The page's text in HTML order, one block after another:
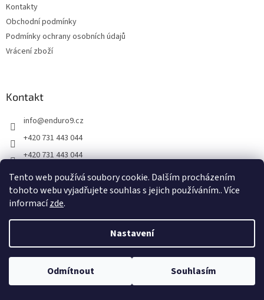
Tento web používá soubory cookie. Dalším procházením
tohoto webu vyjadřujete souhlas s jejich používáním.. Více
informacízde.
Nastavení
Odmítnout Souhlasím
Kontakty
Obchodní podmínky
Podmínky ochrany osobních údajů
Vrácení zboží
Kontakt
info@enduro9.cz
+420 731 443 044
+420 731 443 044
ENDURO9.CZ Vše pro enduro
Adresa prodejny
736 01 Havířov